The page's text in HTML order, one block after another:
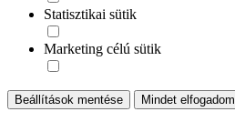
Statisztikai sütik
Marketing célú sütik
Beállítások mentése Mindet elfogadom